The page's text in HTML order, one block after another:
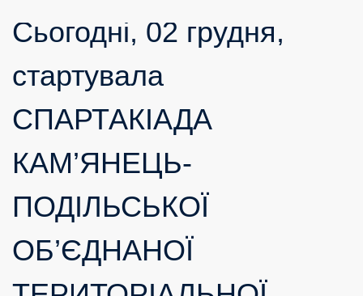
Сьогодні, 02 грудня,
стартувала
СПАРТАКІАДА
КАМ’ЯНЕЦЬ-
ПОДІЛЬСЬКОЇ
ОБ’ЄДНАНОЇ